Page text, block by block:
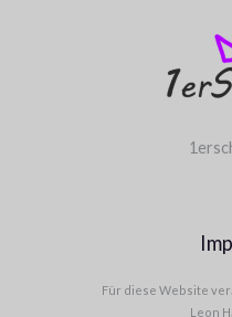
Für diese Website
Leon